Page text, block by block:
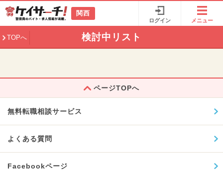
関西
ログイン メニュー
検討中リスト
TOPへ
ページTOPへ
無料転職相談サービス
よくある質問
Facebookページ